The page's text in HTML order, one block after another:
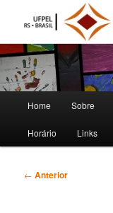
conteúdo
principalLEPPAIS
Laboratório de
do Som
principal
Home Sobre
Horário Links
Navegação
← Anterior